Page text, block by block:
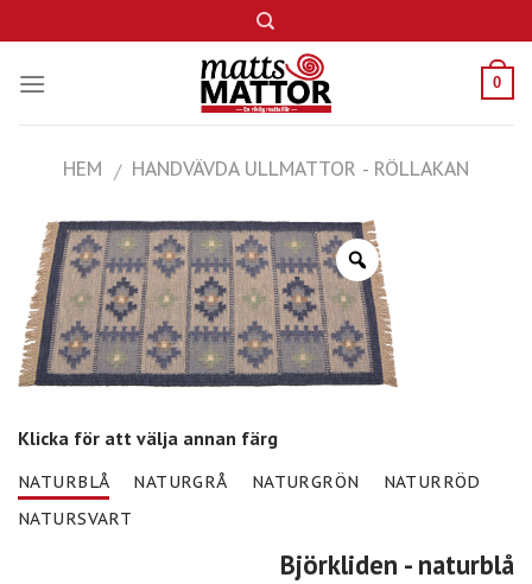
to
content
0
HEM / HANDVÄVDA ULLMATTOR - RÖLLAKAN
Klicka för att välja annan färg
NATURBLÅ NATURGRÅ NATURGRÖN
NATURRÖD
NATURSVART
Björkliden - naturblå